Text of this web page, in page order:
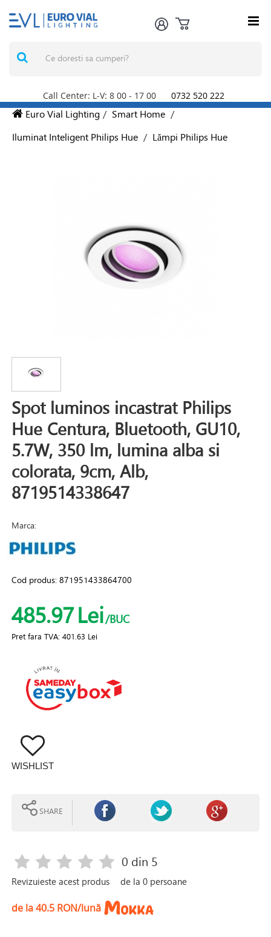
Call Center: L-V: 8 00 - 17 00 0732 520 222
Euro Vial Lighting / Smart Home /
Iluminat Inteligent Philips Hue / Lămpi Philips Hue
Spot luminos incastrat Philips
Hue Centura, Bluetooth, GU10,
5.7W, 350 lm, lumina alba si
colorata, 9cm, Alb,
8719514338647
Marca:
Cod produs:871951433864700
485.97Lei/BUC
Pret fara TVA:401.63 Lei
WISHLIST
SHARE
Revizuieste acest produs
0 din 5
de la0 persoane
de la 40.5 RON/lună